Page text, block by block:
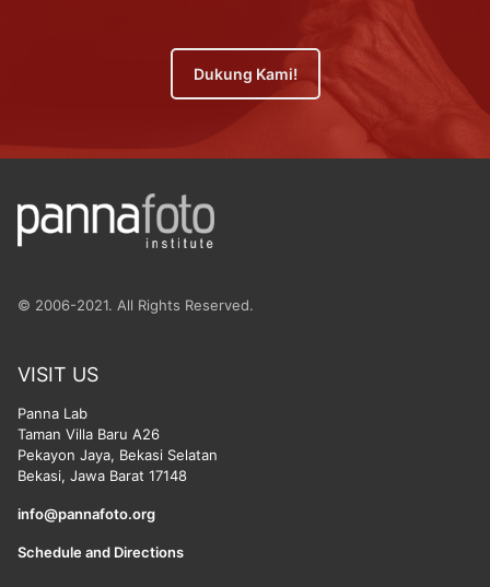
Dukung Kami!
© 2006-2021. All Rights Reserved.
VISIT US
Panna Lab
Taman Villa Baru A26
Pekayon Jaya, Bekasi Selatan
Bekasi, Jawa Barat 17148
info@pannafoto.org
Schedule and Directions